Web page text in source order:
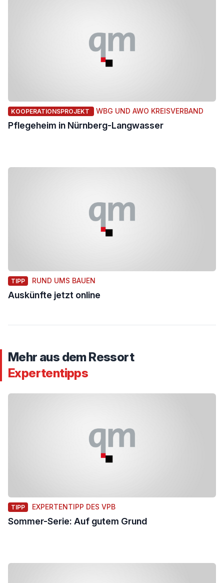
KOOPERATIONSPROJEKT WBG UND AWO KREISVERBAND
Pflegeheim in Nürnberg-Langwasser
TIPP RUND UMS BAUEN
Auskünfte jetzt online
Mehr aus dem Ressort
Expertentipps
TIPP EXPERTENTIPP DES VPB
Sommer-Serie: Auf gutem Grund